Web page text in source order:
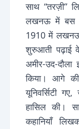
साथ “तरज़ी”
लखनऊ में बस
1910 में
शुरुआती पढ़ाई
अमीर-उद-
किया। आगे
यूनिवर्सिटी
हासिल की।
कहानियाँ